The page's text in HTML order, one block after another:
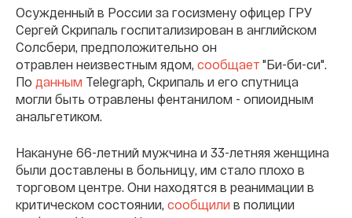
Осужденный в России за госизмену офицер ГРУ
Сергей Скрипаль госпитализирован в английском
Солсбери, предположительно он
отравлен неизвестным ядом, сообщает "Би-би-си".
По данным Telegraph, Скрипаль и его спутница
могли быть отравлены фентанилом - опиоидным
анальгетиком.
Накануне 66-летний мужчина и 33-летняя женщина
были доставлены в больницу, им стало плохо в
торговом центре. Они находятся в реанимации в
критическом состоянии, сообщили в полиции